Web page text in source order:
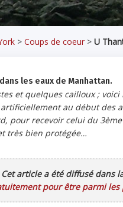
> Coups de coeur > U
les eaux de Manhattan.
et quelques cailloux ;
au début des
pour recevoir celui du
très bien protégée…
article a été diffusé dans
pour être parmi